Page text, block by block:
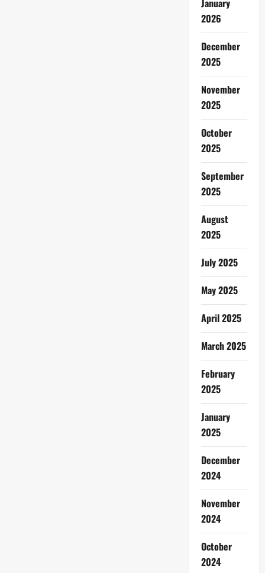
January
2026
December
2025
November
2025
October
2025
September
2025
August
2025
July 2025
May 2025
April 2025
March 2025
February
2025
January
2025
December
2024
November
2024
October
2024